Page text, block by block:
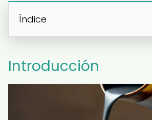
Índice
Introducción